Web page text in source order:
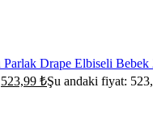
Drape Elbiseli Bebek
523,99 ₺Şu andaki fiyat: